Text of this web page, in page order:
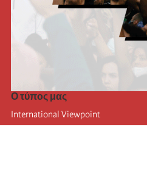
Ο τύπος μας
International Viewpoint